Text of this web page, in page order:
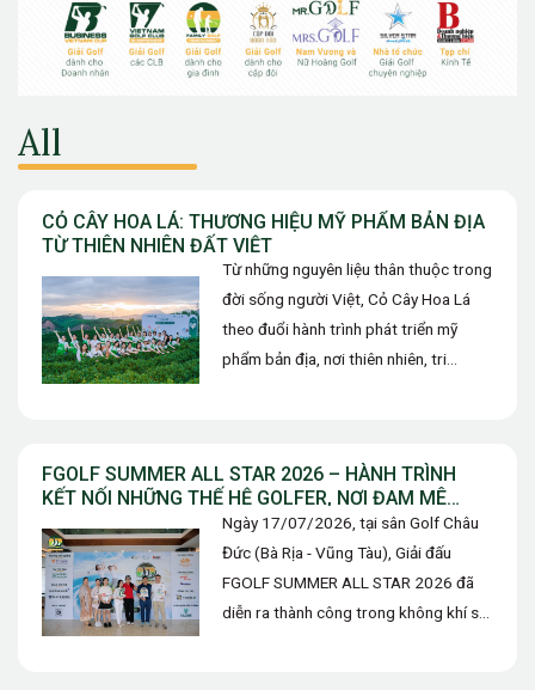
All
CỎ CÂY HOA LÁ: THƯƠNG HIỆU MỸ PHẨM BẢN ĐỊA
TỪ THIÊN NHIÊN ĐẤT VIỆT
Từ những nguyên liệu thân thuộc trong
đời sống người Việt, Cỏ Cây Hoa Lá
theo đuổi hành trình phát triển mỹ
phẩm bản địa, nơi thiên nhiên, tri
FGOLF SUMMER ALL STAR 2026 – HÀNH TRÌNH
KẾT NỐI NHỮNG THẾ HỆ GOLFER, NƠI ĐAM MÊ
ĐƯỢC TIẾP NỐI VÀ TỎA SÁNGNgày 17/07/2026, tại sân Golf Châu
Đức (Bà Rịa - Vũng Tàu), Giải đấu
FGOLF SUMMER ALL STAR 2026 đã
diễn ra thành công trong không khí sôi